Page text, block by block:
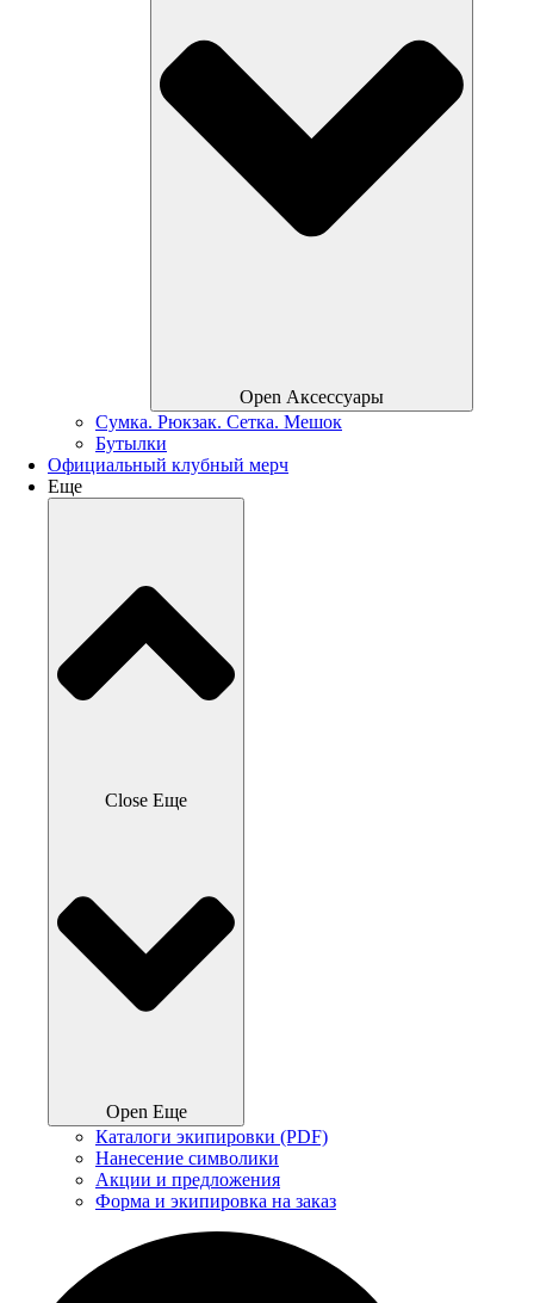
Open Аксессуары
Сумка. Рюкзак. Сетка. Мешок
Бутылки
Официальный клубный мерч
Еще
Close Еще
Open Еще
Каталоги экипировки (PDF)
Нанесение символики
Акции и предложения
Форма и экипировка на заказ